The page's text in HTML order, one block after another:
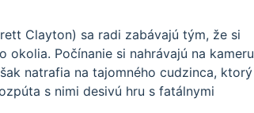
Clayton) sa radi zabávajú tým, že si
Počínanie si nahrávajú na kameru
natrafia na tajomného cudzinca, ktorý
s nimi desivú hru s fatálnymi